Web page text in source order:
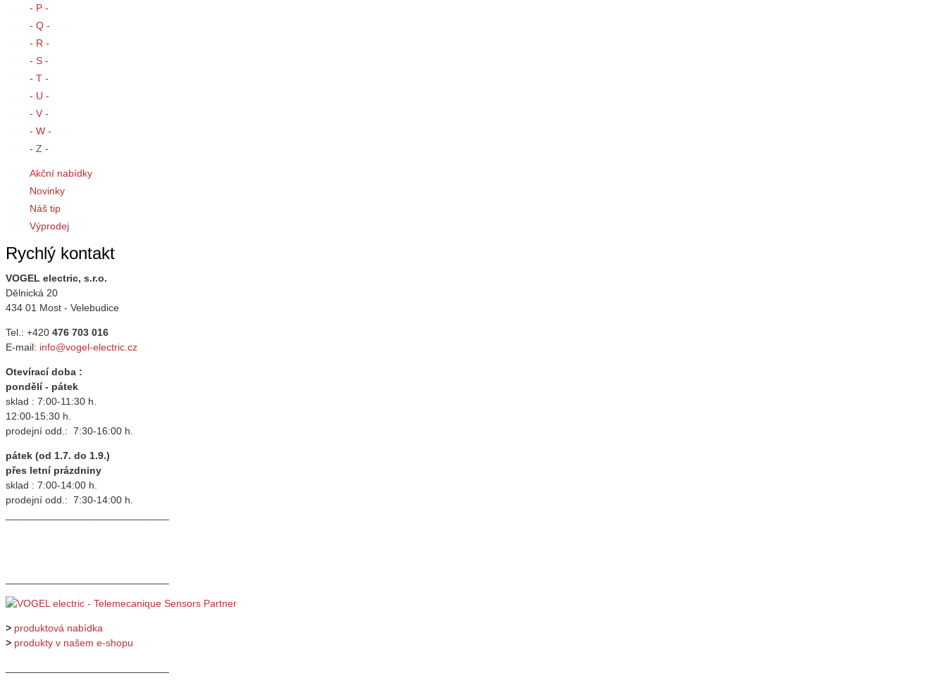
- P -
- Q -
- R -
- S -
- T -
- U -
- V -
- W -
- Z -
Akční nabídky
Novinky
Náš tip
Výprodej
Rychlý kontakt
VOGEL electric, s.r.o.
Dělnická 20
434 01 Most - Velebudice
Tel.: +420 476 703 016
E-mail: info@vogel-electric.cz
Otevírací doba :
pondělí - pátek
sklad : 7:00-11:30 h.
12:00-15:30 h.
prodejní odd.: 7:30-16:00 h.
pátek (od 1.7. do 1.9.)
přes letní prázdniny
sklad : 7:00-14:00 h.
prodejní odd.: 7:30-14:00 h.
> produktová nabídka
> produkty v našem e-shopu